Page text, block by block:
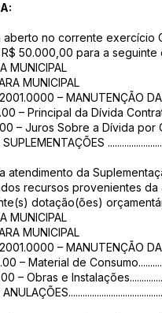
aberto no corrente exercício
50.000,00 para a seguinte
MUNICIPAL
MUNICIPAL
– MANUTENÇÃO
– Principal da Dívida
– Juros Sobre a Dívida por
atendimento da
recursos provenientes
dotação(ões)
MUNICIPAL
MUNICIPAL
– MANUTENÇÃO
– Material de
– Obras e